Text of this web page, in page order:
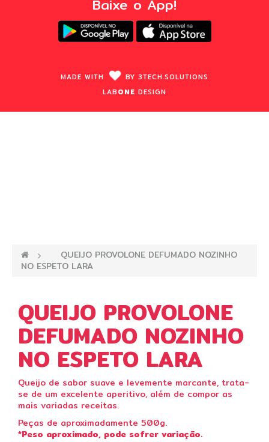
Baixe o App!
MADE WITH BY 3TECH.SOLUTIONS
LABONE DESIGN
—›
QUEIJO PROVOLONE DEFUMADO NOZINHO
NO ESPETO LARA
QUEIJO PROVOLONE
DEFUMADO NOZINHO
NO ESPETO LARA
Queijo de sabor suave e levemente marcante, trata-
se de um excelente aperitivo, além de compor as
mais variadas receitas.
Peças de aproximadamente 500g.
*Peso aproximado, pode sofrer variação.